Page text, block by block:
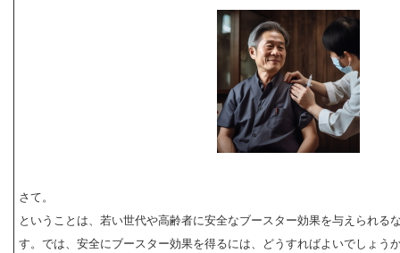
さて。
ということは、若い世代や高齢者に安全なブースター効果を与えられる
す。では、安全にブースター効果を得るには、どうすればよいでしょう